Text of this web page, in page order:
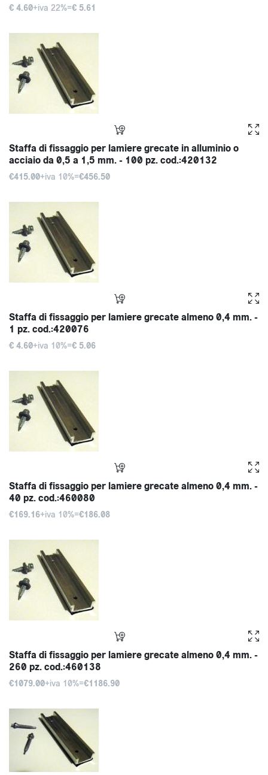
€ 4.60+iva 22%=€ 5.61
Staffa di fissaggio per lamiere grecate in alluminio o
acciaio da 0,5 a 1,5 mm. - 100 pz. cod.:420132
€415.00+iva 10%=€456.50
Staffa di fissaggio per lamiere grecate almeno 0,4 mm. -
1 pz. cod.:420076
€ 4.60+iva 10%=€ 5.06
Staffa di fissaggio per lamiere grecate almeno 0,4 mm. -
40 pz. cod.:460080
€169.16+iva 10%=€186.08
Staffa di fissaggio per lamiere grecate almeno 0,4 mm. -
260 pz. cod.:460138
€1079.00+iva 10%=€1186.90